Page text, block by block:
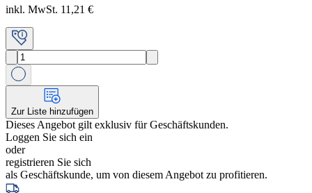
inkl. MwSt. 11,21 €
Zur Liste hinzufügen
Dieses Angebot gilt exklusiv für Geschäftskunden.
Loggen Sie sich ein
oder
registrieren Sie sich
als Geschäftskunde, um von diesem Angebot zu profitieren.